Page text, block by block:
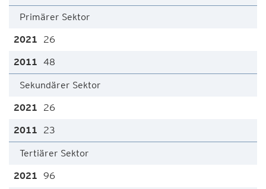
Primärer Sektor
26
48
Sekundärer Sektor
26
23
Tertiärer Sektor
96